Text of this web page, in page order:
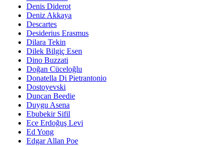
Denis Diderot
Deniz Akkaya
Descartes
Desiderius Erasmus
Dilara Tekin
Dilek Bilgiç Esen
Dino Buzzati
Doğan Cüceloğlu
Donatella Di Pietrantonio
Dostoyevski
Duncan Beedie
Duygu Asena
Ebubekir Sifil
Ece Erdoğuş Levi
Ed Yong
Edgar Allan Poe